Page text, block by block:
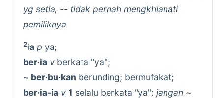
yg setia, -- tidak pernah mengkhianati
pemiliknya
2ia p ya;
ber·ia v berkata "ya";
~ ber·bu·kan berunding; bermufakat;
ber·ia-ia v 1 selalu berkata "ya": jangan ~